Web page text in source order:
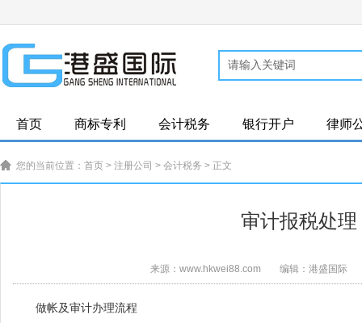
首页 商标专利 会计税务 银行开户 律师
您的当前位置： 首页 > 注册公司 > 会计税务 > 正文
审计报税处理
来源：www.hkwei88.com 编辑：港盛国际
做帐及审计办理流程